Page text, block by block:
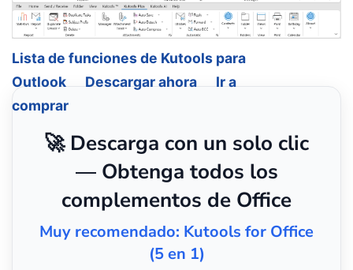
Lista de funciones de Kutools para
Outlook
Descargar ahora
Ir a
comprar
🚀 Descarga con un solo clic
— Obtenga todos los
complementos de Office
Muy recomendado: Kutools for Office
(5 en 1)